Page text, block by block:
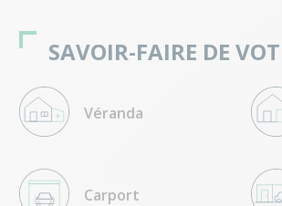
SAVOIR-FAIRE DE
Véranda
Carport